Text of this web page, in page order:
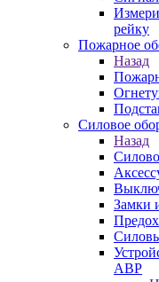
рейку
Пожарное
Назад
Силовое
Назад
Замки
АВР